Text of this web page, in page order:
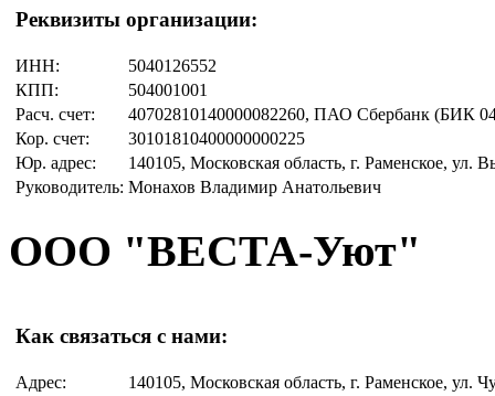
Реквизиты организации:
ИНН:
5040126552
КПП:
504001001
Расч. счет:
40702810140000082260, ПАО Сбербанк (БИК
Кор. счет:
30101810400000000225
Юр. адрес:
140105, Московская область, г. Раменское, ул.
Руководитель: Монахов Владимир Анатольевич
ООО "ВЕСТА-Уют"
Как связаться с нами:
Адрес:
140105, Московская область, г. Раменское, ул.